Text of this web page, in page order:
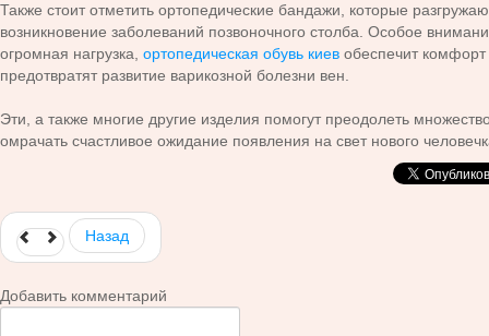
Также стоит отметить ортопедические бандажи, которые
возникновение заболеваний позвоночного столба. Особое
огромная нагрузка, ортопедическая обувь киев обеспечит
предотвратят развитие варикозной болезни вен.
Эти, а также многие другие изделия помогут преодолеть
омрачать счастливое ожидание появления на свет нового
Назад
Добавить комментарий